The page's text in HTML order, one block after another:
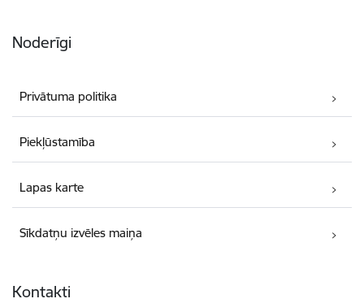
Noderīgi
Privātuma politika
Piekļūstamība
Lapas karte
Sīkdatņu izvēles maiņa
Kontakti